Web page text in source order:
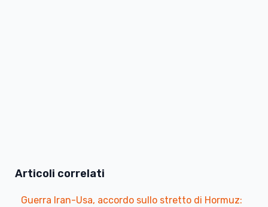
Articoli correlati
Guerra Iran-Usa, accordo sullo stretto di Hormuz: